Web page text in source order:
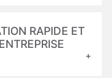
RAPIDE ET